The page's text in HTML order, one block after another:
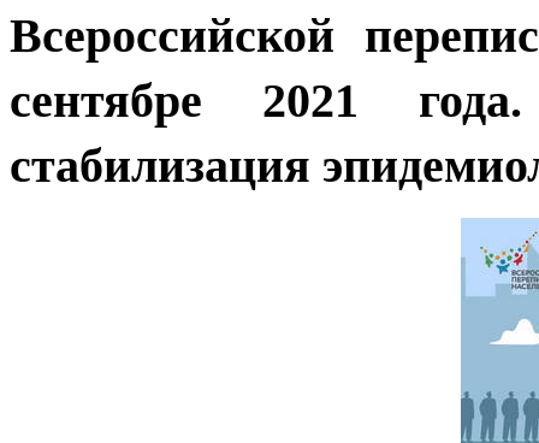
Всероссийской
сентябре 2021
стабилизация